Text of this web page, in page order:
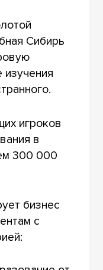
Сибирь
игроков
в
300 000
бизнес
с